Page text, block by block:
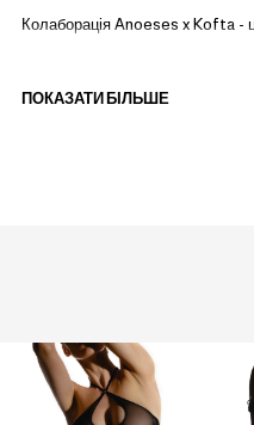
Колаборація Anoeses x Kofta -
ПОКАЗАТИ БІЛЬШЕ